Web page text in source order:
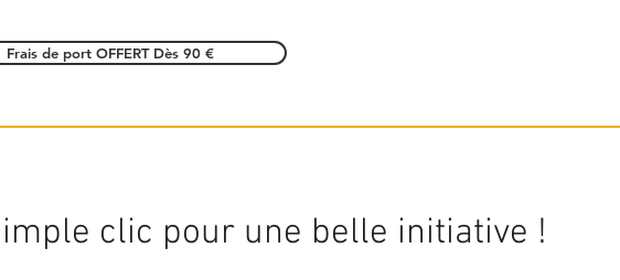
Frais de port OFFERT Dès 90 €
clic pour une belle initiative !